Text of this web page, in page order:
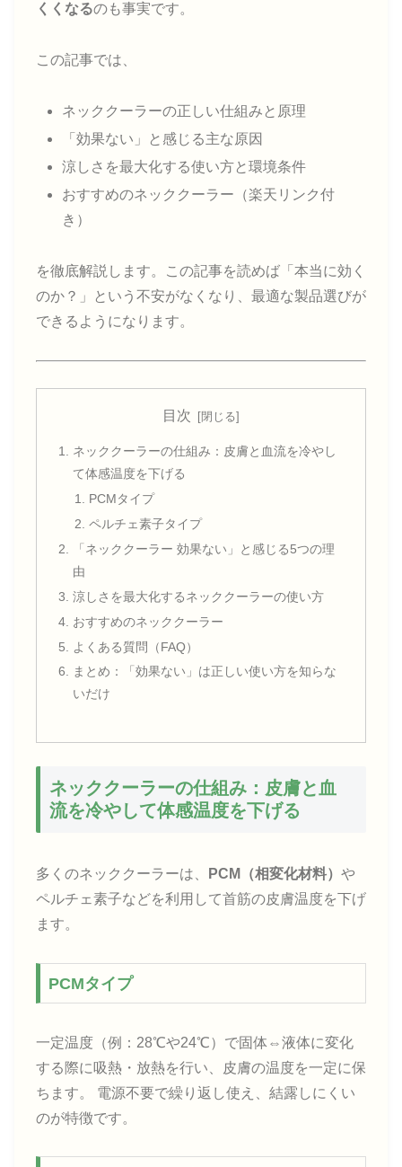
くくなるのも事実です。
この記事では、
ネッククーラーの正しい仕組みと原理
「効果ない」と感じる主な原因
涼しさを最大化する使い方と環境条件
おすすめのネッククーラー（楽天リンク付
き）
を徹底解説します。この記事を読めば「本当に効く
のか？」という不安がなくなり、最適な製品選びが
できるようになります。
目次
ネッククーラーの仕組み：皮膚と血流を冷やし
て体感温度を下げる
PCMタイプ
ペルチェ素子タイプ
「ネッククーラー 効果ない」と感じる5つの理
由
涼しさを最大化するネッククーラーの使い方
おすすめのネッククーラー
よくある質問（FAQ）
まとめ：「効果ない」は正しい使い方を知らな
いだけ
ネッククーラーの仕組み：皮膚と血
流を冷やして体感温度を下げる
多くのネッククーラーは、 PCM（相変化材料） や
ペルチェ素子などを利用して首筋の皮膚温度を下げ
ます。
PCMタイプ
一定温度（例：28℃や24℃）で固体⇔液体に変化
する際に吸熱・放熱を行い、皮膚の温度を一定に保
ちます。 電源不要で繰り返し使え、結露しにくい
のが特徴です。